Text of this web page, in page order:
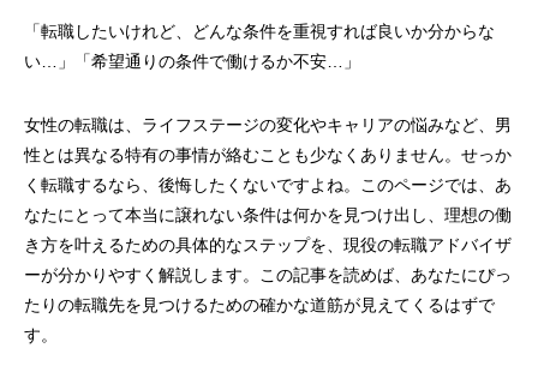
「転職したいけれど、どんな条件を重視すれば良いか分からな
い…」「希望通りの条件で働けるか不安…」
女性の転職は、ライフステージの変化やキャリアの悩みなど、男
性とは異なる特有の事情が絡むことも少なくありません。せっか
く転職するなら、後悔したくないですよね。このページでは、あ
なたにとって本当に譲れない条件は何かを見つけ出し、理想の働
き方を叶えるための具体的なステップを、現役の転職アドバイザ
ーが分かりやすく解説します。この記事を読めば、あなたにぴっ
たりの転職先を見つけるための確かな道筋が見えてくるはずで
す。